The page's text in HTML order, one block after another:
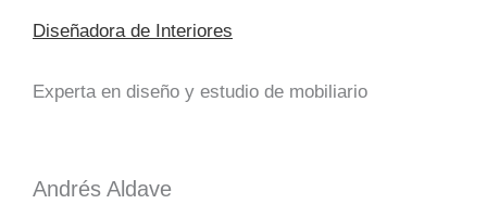
Diseñadora de Interiores
Experta en diseño y estudio de mobiliario
Andrés Aldave